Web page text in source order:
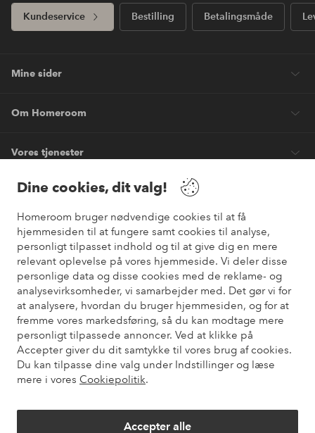
Dine cookies, dit valg!
Homeroom bruger nødvendige cookies til at få
hjemmesiden til at fungere samt cookies til analyse,
personligt tilpasset indhold og til at give dig en mere
relevant oplevelse på vores hjemmeside. Vi deler disse
personlige data og disse cookies med de reklame- og
analysevirksomheder, vi samarbejder med. Det gør vi for
at analysere, hvordan du bruger hjemmesiden, og for at
fremme vores markedsføring, så du kan modtage mere
personligt tilpassede annoncer. Ved at klikke på
Accepter giver du dit samtykke til vores brug af cookies.
Du kan tilpasse dine valg under Indstillinger og læse
mere i vores Cookiepolitik.
Accepter alle
Kundeservice Bestilling Betalingsmåde
Mine sider
Om Homeroom
Vores tjenester
Vilkår
Venner
Sikre betalinger
Vil du vide mere om vores betalingsmuligheder ?
elpy